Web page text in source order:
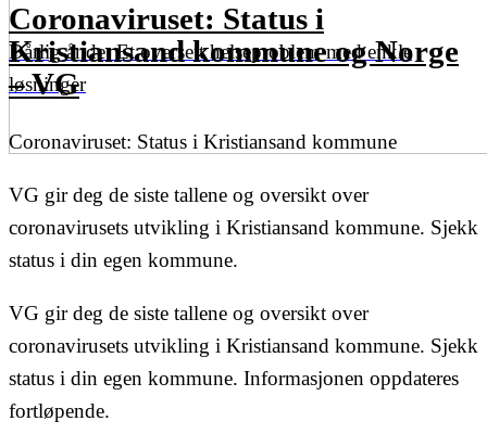
Dårlig ånde: Et oversett helseproblem med enkle
løsninger
Coronaviruset: Status i
Kristiansand kommune og Norge
– VG
Coronaviruset: Status i Kristiansand kommune
VG gir deg de siste tallene og oversikt over
coronavirusets utvikling i Kristiansand kommune. Sjekk
status i din egen kommune.
VG gir deg de siste tallene og oversikt over
coronavirusets utvikling i Kristiansand kommune. Sjekk
status i din egen kommune. Informasjonen oppdateres
fortløpende.